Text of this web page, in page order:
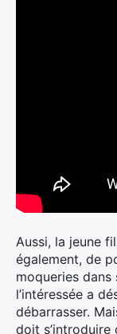
Aussi, la jeune
également, de
moqueries
l’intéressée a
débarrasser.
doit s’introduire